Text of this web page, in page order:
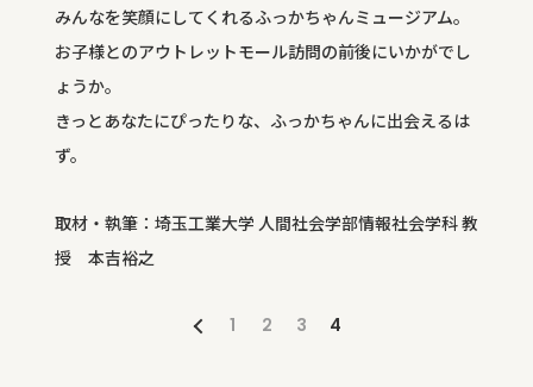
みんなを笑顔にしてくれるふっかちゃんミュージアム。
お子様とのアウトレットモール訪問の前後にいかがでし
ょうか。
きっとあなたにぴったりな、ふっかちゃんに出会えるは
ず。
取材・執筆：埼玉工業大学 人間社会学部情報社会学科 教
授 本吉裕之
1 2 3 4